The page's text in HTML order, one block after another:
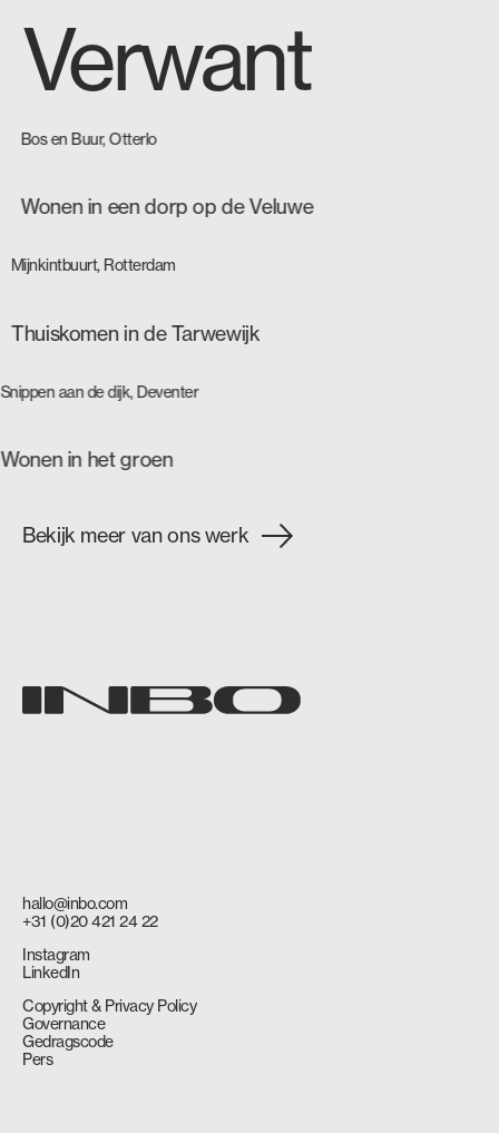
Verwant
Bos en Buur, Otterlo
Wonen in een dorp op de Veluwe
Mijnkintbuurt, Rotterdam
Thuiskomen in de Tarwewijk
Snippen aan de dijk, Deventer
Wonen in het groen
Bekijk meer van ons werk
hallo@inbo.com
+31 (0)20 421 24 22
Instagram
LinkedIn
Copyright & Privacy Policy
Governance
Gedragscode
Pers